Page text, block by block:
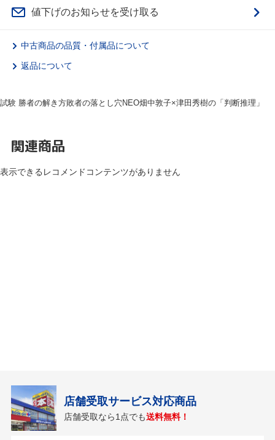
値下げのお知らせを受け取る
中古商品の品質・付属品について
返品について
験 勝者の解き方敗者の落とし穴NEO畑中敦子×津田秀樹の「判断推理」
関連商品
表示できるレコメンドコンテンツがありません
店舗受取サービス対応商品
店舗受取なら1点でも送料無料！